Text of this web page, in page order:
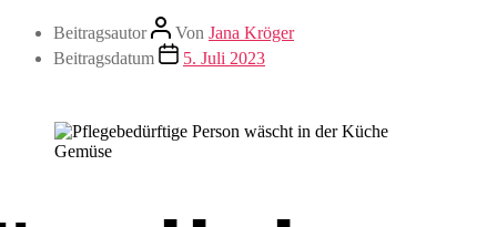
Beitragsautor Von Jana Kröger
Beitragsdatum
5. Juli 2023